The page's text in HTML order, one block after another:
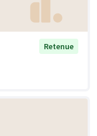
Retenue